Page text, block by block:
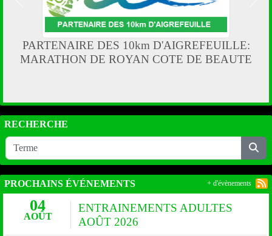
PARTENAIRE DES 10km D'AIGREFEUILLE:
MARATHON DE ROYAN COTE DE BEAUTE
Précedent
RECHERCHE
PROCHAINS ÉVÉNEMENTS
04
AOÛT
ENTRAINEMENTS ADULTES
AOÛT 2026
+ d'évènements